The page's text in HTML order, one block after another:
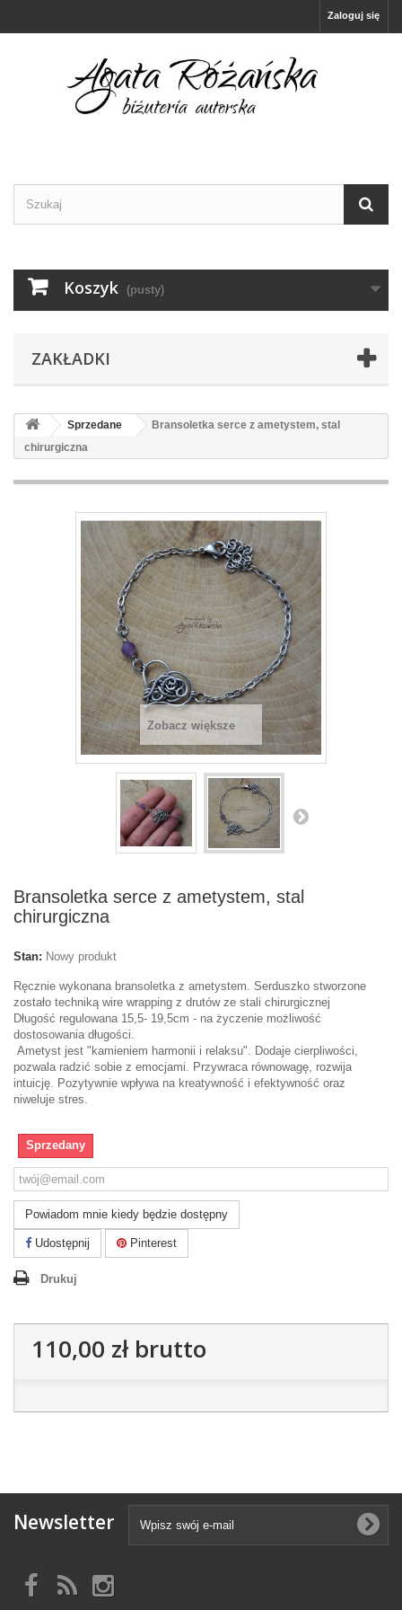
Zaloguj się
Koszyk (pusty)
ZAKŁADKI
Sprzedane
Bransoletka serce z ametystem, stal
chirurgiczna
Zobacz większe
Bransoletka serce z ametystem, stal
chirurgiczna
Stan: Nowy produkt
Ręcznie wykonana bransoletka z ametystem. Serduszko stworzone
zostało techniką wire wrapping z drutów ze stali chirurgicznej
Długość regulowana 15,5- 19,5cm - na życzenie możliwość
dostosowania długości.
Ametyst jest "kamieniem harmonii i relaksu". Dodaje cierpliwości,
pozwala radzić sobie z emocjami. Przywraca równowagę, rozwija
intuicję. Pozytywnie wpływa na kreatywność i efektywność oraz
niweluje stres.
Sprzedany
Powiadom mnie kiedy będzie dostępny
Udostępnij Pinterest
Drukuj
110,00 złbrutto
Newsletter